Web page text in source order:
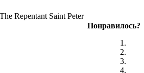
Понравилось?